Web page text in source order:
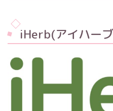
iHerb(アイハー